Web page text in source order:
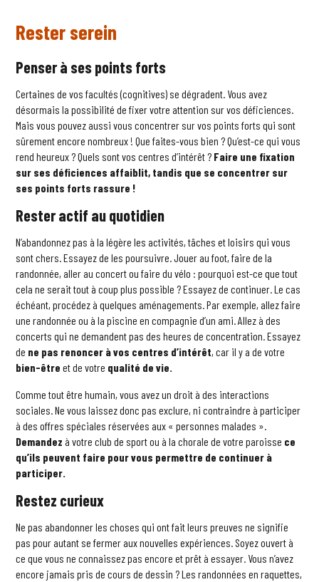
Rester serein
Penser à ses points forts
Certaines de vos facultés (cognitives) se dégradent. Vous avez
désormais la possibilité de fixer votre attention sur vos déficiences.
Mais vous pouvez aussi vous concentrer sur vos points forts qui sont
sûrement encore nombreux ! Que faites-vous bien ? Qu’est-ce qui vous
rend heureux ? Quels sont vos centres d’intérêt ? Faire une fixation
sur ses déficiences affaiblit, tandis que se concentrer sur
ses points forts rassure !
Rester actif au quotidien
N’abandonnez pas à la légère les activités, tâches et loisirs qui vous
sont chers. Essayez de les poursuivre. Jouer au foot, faire de la
randonnée, aller au concert ou faire du vélo : pourquoi est-ce que tout
cela ne serait tout à coup plus possible ? Essayez de continuer. Le cas
échéant, procédez à quelques aménagements. Par exemple, allez faire
une randonnée ou à la piscine en compagnie d’un ami. Allez à des
concerts qui ne demandent pas des heures de concentration. Essayez
de ne pas renoncer à vos centres d’intérêt, car il y a de votre
bien-être et de votre qualité de vie.
Comme tout être humain, vous avez un droit à des interactions
sociales. Ne vous laissez donc pas exclure, ni contraindre à participer
à des offres spéciales réservées aux « personnes malades ».
Demandez à votre club de sport ou à la chorale de votre paroisse ce
qu’ils peuvent faire pour vous permettre de continuer à
participer.
Restez curieux
Ne pas abandonner les choses qui ont fait leurs preuves ne signifie
pas pour autant se fermer aux nouvelles expériences. Soyez ouvert à
ce que vous ne connaissez pas encore et prêt à essayer. Vous n’avez
encore jamais pris de cours de dessin ? Les randonnées en raquettes,